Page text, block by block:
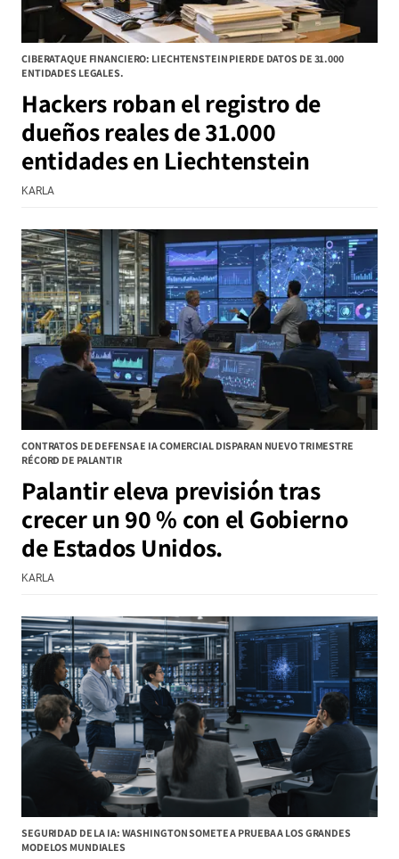
CIBERATAQUE FINANCIERO: LIECHTENSTEIN PIERDE DATOS DE 31.000
ENTIDADES LEGALES.
Hackers roban el registro de
dueños reales de 31.000
entidades en Liechtenstein
KARLA
CONTRATOS DE DEFENSA E IA COMERCIAL DISPARAN NUEVO TRIMESTRE
RÉCORD DE PALANTIR
Palantir eleva previsión tras
crecer un 90 % con el Gobierno
de Estados Unidos.
KARLA
SEGURIDAD DE LA IA: WASHINGTON SOMETE A PRUEBA A LOS GRANDES
MODELOS MUNDIALES